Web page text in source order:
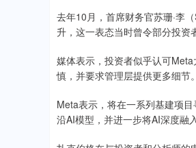
去年10月，首席财务官苏珊·李
升，这一表态当时曾令部分投资
媒体表示，投资者似乎认可
慎，并要求管理层提供更多细节。
Meta表示，将在一系列基建项
沿AI模型，并进一步将AI深度融